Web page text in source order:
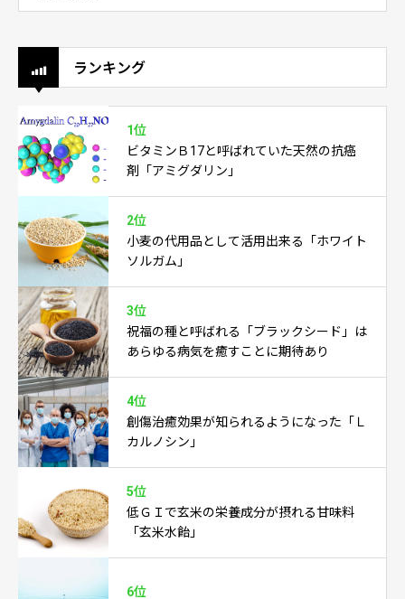
ランキング
1位
ビタミンＢ17と呼ばれていた天然の抗癌
剤「アミグダリン」
2位
小麦の代用品として活用出来る「ホワイト
ソルガム」
3位
祝福の種と呼ばれる「ブラックシード」は
あらゆる病気を癒すことに期待あり
4位
創傷治癒効果が知られるようになった「Ｌ
カルノシン」
5位
低ＧＩで玄米の栄養成分が摂れる甘味料
「玄米水飴」
6位